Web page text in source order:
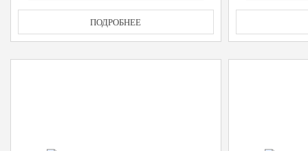
ПОДРОБНЕЕ